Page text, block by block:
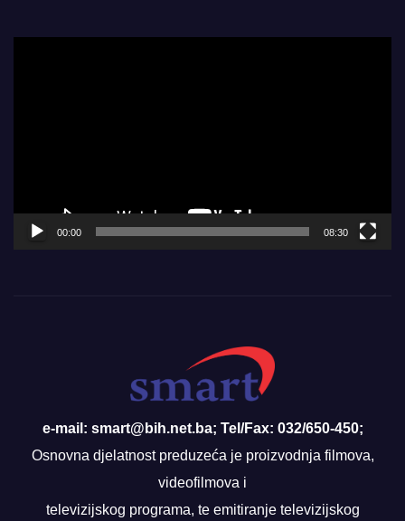
00:00 08:30
e-mail: smart@bih.net.ba; Tel/Fax: 032/650-450;
Osnovna djelatnost preduzeća je proizvodnja filmova,
videofilmova i
televizijskog programa, te emitiranje televizijskog